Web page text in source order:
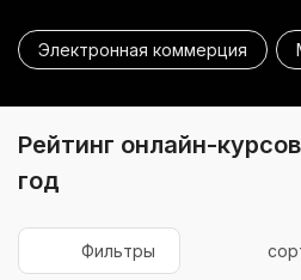
Электронная коммерция
Рейтинг онлайн-
год
Фильтры